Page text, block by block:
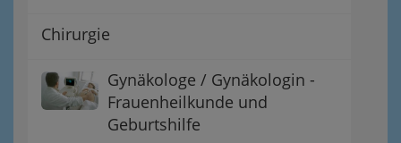
Chirurgie
Gynäkologe / Gynäkologin -
Frauenheilkunde und
Geburtshilfe